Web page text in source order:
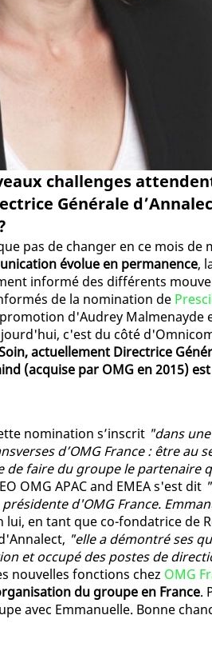
challenges
Générale
pas de changer en ce mois de
évolue en permanence,
informé des différents
de la nomination de
d'Audrey Malmenayde
c'est du côté
actuellement Directrice
(acquise par OMG en 2015)
nomination s’inscrit "dans
d’OMG France : être au
de faire du groupe le partenaire
OMG APAC and EMEA s'est dit
d'OMG France.
lui, en tant que co-fondatrice de
"elle a démontré ses
et occupé des postes de
nouvelles fonctions chez OMG
du groupe en France.
avec Emmanuelle. Bonne